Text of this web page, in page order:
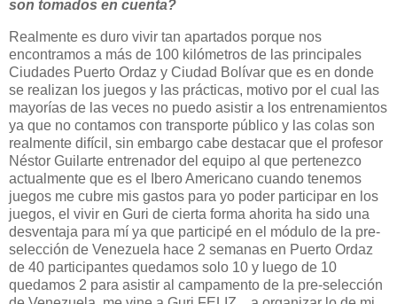
son tomados en cuenta?
Realmente es duro vivir tan apartados porque nos
encontramos a más de 100 kilómetros de las principales
Ciudades Puerto Ordaz y Ciudad Bolívar que es en donde
se realizan los juegos y las prácticas, motivo por el cual las
mayorías de las veces no puedo asistir a los entrenamientos
ya que no contamos con transporte público y las colas son
realmente difícil, sin embargo cabe destacar que el profesor
Néstor Guilarte entrenador del equipo al que pertenezco
actualmente que es el Ibero Americano cuando tenemos
juegos me cubre mis gastos para yo poder participar en los
juegos, el vivir en Guri de cierta forma ahorita ha sido una
desventaja para mí ya que participé en el módulo de la pre-
selección de Venezuela hace 2 semanas en Puerto Ordaz
de 40 participantes quedamos solo 10 y luego de 10
quedamos 2 para asistir al campamento de la pre-selección